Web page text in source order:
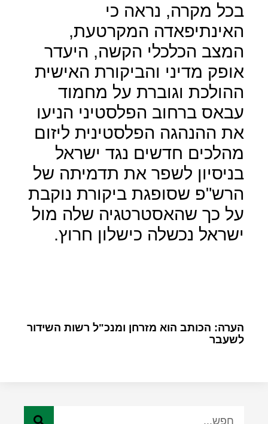
בכל מקרה, נראה כי
האינתיפאדה המקרטעת,
המצב הכלכלי הקשה, היעדר
אופק מדיני והביקורת האישית
ההולכת וגוברת על מחמוד
עבאס ברחוב הפלסטיני הניעו
את ההנהגה הפלסטינית ליזום
מהלכים חדשים נגד ישראל
בניסיון לשפר את תדמיתה של
הרש"פ שסופגת ביקורת נוקבת
על כך שהאסטרטגיה שלה מול
ישראל נכשלה כישלון חרוץ.
הערה: הכותב הוא מזרחן ומנכ"ל רשות השידור
לשעבר